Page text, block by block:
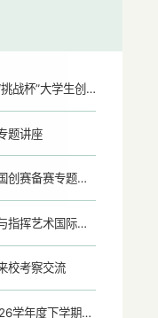
学校在湖北省第十四届“挑战杯”大学生创业计划竞赛中取得优异成绩
题讲座‌
创新创业教育学院举办国创赛备赛专题讲座
学校举办中外音乐表演与指挥艺术国际学术研讨会
校考察交流
湖北文理学院2025-2026学年度下学期第十六周会议（活动）安排表